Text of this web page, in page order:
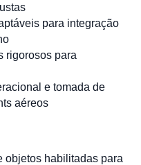
para integração
rigorosos para
e tomada de
aéreos
objetos habilitadas para